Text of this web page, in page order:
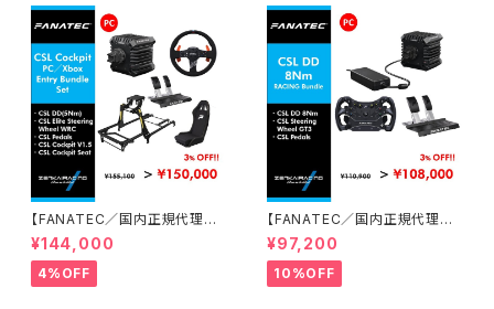
【FANATEC／国内正規代理店】
CSL Cockpit PC／Xboxエン
トリーバンドルセット
¥144,000
4%OFF
【FANATEC／国内正規代理店】
CSL DD 8 Nmオリジナルレー
シングバンドルセット
¥97,200
10%OFF